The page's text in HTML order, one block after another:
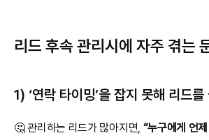
리드 후속 관리시에 자주 겪는
1) ‘연락 타이밍’을 잡지 못해 리드
🤔 관리하는 리드가 많아지면, “누구에게 언